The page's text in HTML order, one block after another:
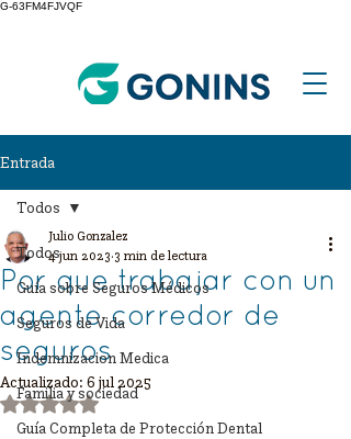
G-63FM4FJVQF
Entrada
Todos
Guía sobre Seguros Médicos
Seguros de Vida
Indemnizacion Medica
Familia y sociedad
Guía Completa de Protección Dental
Todos
Por que trabajar con un
agente corredor de
seguros
Julio Gonzalez
4 jun 2023 3 min de lectura
Actualizado: 6 jul 2025
Obtuvo NaN de 5 estrellas.